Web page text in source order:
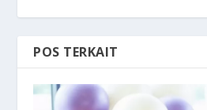
POS TERKAIT